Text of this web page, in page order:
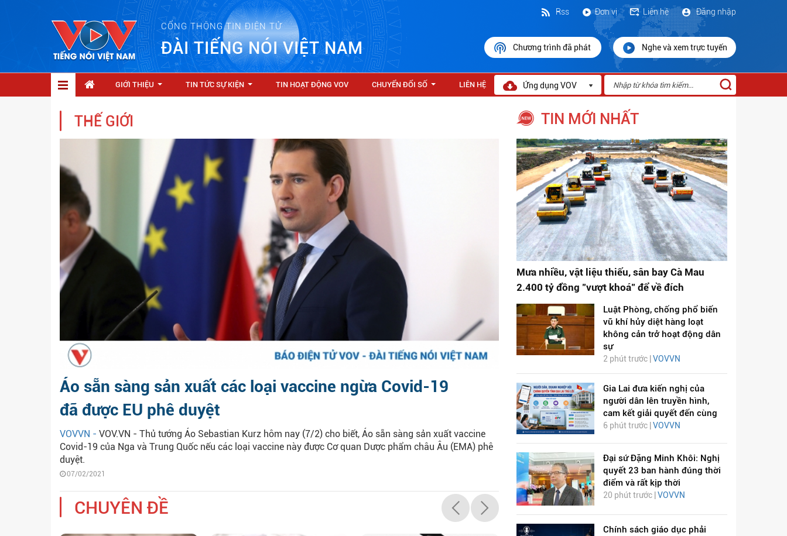
CỔNG THÔNG TIN ĐIỆN TỬ
ĐÀI TIẾNG NÓI VIỆT NAM
Đăng nhập
Liên hệ
Đơn vị
Rss
Chương trình đã phát Nghe và xem trực tuyến
GIỚI THIỆU TIN TỨC SỰ KIỆN TIN HOẠT ĐỘNG VOV CHUYỂN ĐỔI SỐ LIÊN HỆ Ứng dụng VOV
THẾ GIỚI
Áo sẵn sàng sản xuất các loại vaccine ngừa Covid-19
đã được EU phê duyệt
VOVVN - VOV.VN - Thủ tướng Áo Sebastian Kurz hôm nay (7/2) cho biết, Áo sẵn sàng sản xuất vaccine
Covid-19 của Nga và Trung Quốc nếu các loại vaccine này được Cơ quan Dược phẩm châu Âu (EMA) phê
duyệt.
07/02/2021
CHUYÊN ĐỀ
TIN MỚI NHẤT
Mưa nhiều, vật liệu thiếu, sân bay Cà Mau
2.400 tỷ đồng "vượt khoá" để về đích
Luật Phòng, chống phổ biến
vũ khí hủy diệt hàng loạt
không cản trở hoạt động dân
sự
2 phút trước | VOVVN
Gia Lai đưa kiến nghị của
người dân lên truyền hình,
cam kết giải quyết đến cùng
6 phút trước | VOVVN
Đại sứ Đặng Minh Khôi: Nghị
quyết 23 ban hành đúng thời
điểm và rất kịp thời
20 phút trước | VOVVN
Chính sách giáo dục phải